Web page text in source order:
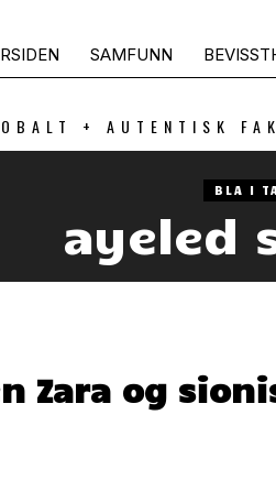
SAMFUNN
+ AUTENTISK
BLA I
ayeled
Zara og